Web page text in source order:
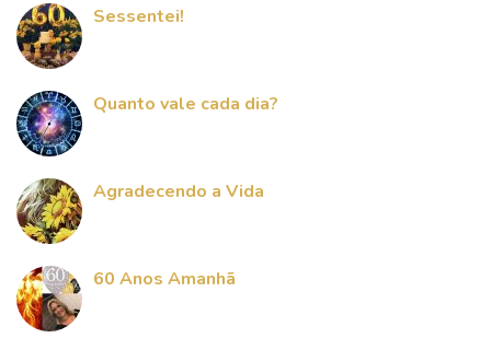
Sessentei!
Quanto vale cada dia?
Agradecendo a Vida
60 Anos Amanhã